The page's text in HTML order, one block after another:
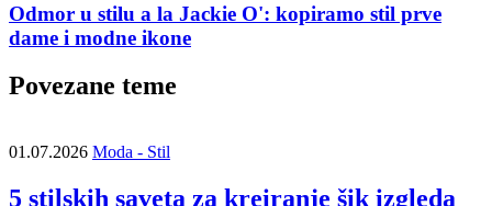
Odmor u stilu a la Jackie O': kopiramo stil prve
dame i modne ikone
Povezane teme
01.07.2026 Moda - Stil
5 stilskih saveta za kreiranje šik izgleda